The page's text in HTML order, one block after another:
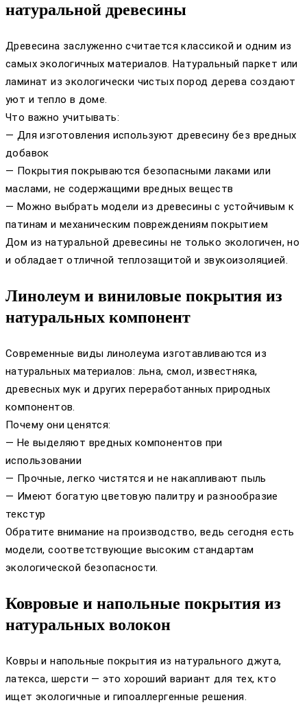
натуральной древесины
Древесина заслуженно считается классикой и одним из
самых экологичных материалов. Натуральный паркет или
ламинат из экологически чистых пород дерева создают
уют и тепло в доме.
Что важно учитывать:
— Для изготовления используют древесину без вредных
добавок
— Покрытия покрываются безопасными лаками или
маслами, не содержащими вредных веществ
— Можно выбрать модели из древесины с устойчивым к
патинам и механическим повреждениям покрытием
Дом из натуральной древесины не только экологичен, но
и обладает отличной теплозащитой и звукоизоляцией.
Линолеум и виниловые покрытия из
натуральных компонент
Современные виды линолеума изготавливаются из
натуральных материалов: льна, смол, известняка,
древесных мук и других переработанных природных
компонентов.
Почему они ценятся:
— Не выделяют вредных компонентов при
использовании
— Прочные, легко чистятся и не накапливают пыль
— Имеют богатую цветовую палитру и разнообразие
текстур
Обратите внимание на производство, ведь сегодня есть
модели, соответствующие высоким стандартам
экологической безопасности.
Ковровые и напольные покрытия из
натуральных волокон
Ковры и напольные покрытия из натурального джута,
латекса, шерсти — это хороший вариант для тех, кто
ищет экологичные и гипоаллергенные решения.